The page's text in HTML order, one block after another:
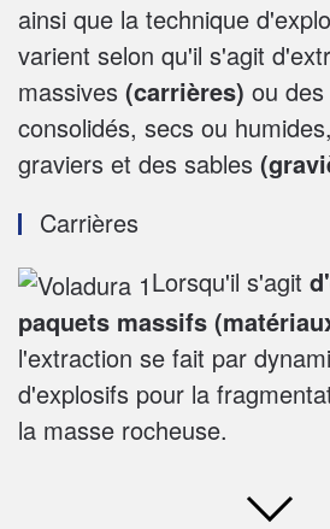
ainsi que la technique
varient selon qu'il s'agit
massives (carrières) ou
consolidés, secs ou
graviers et des sables
Carrières
Lorsqu'il s'agit
paquets massifs
l'extraction se fait par
d'explosifs pour la
la masse rocheuse.